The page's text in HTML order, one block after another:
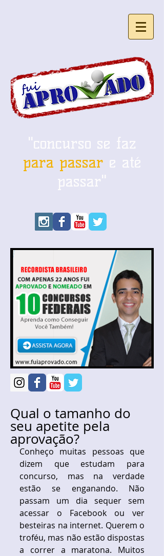
"concurso se faz
para passar e até
passar"
Qual o tamanho do
seu apetite pela
aprovação?
Conheço muitas pessoas que
dizem que estudam para
concurso, mas na verdade
estão se enganando. Não
passam um dia sequer sem
acessar o Facebook ou ver
besteiras na internet. Querem o
troféu, mas não estão dispostas
a correr a maratona. Muitos